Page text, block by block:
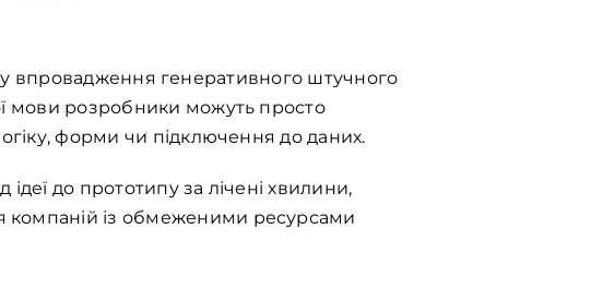
у впровадження генеративного штучного
мови розробники можуть просто
форми чи підключення до даних.
ідеї до прототипу за лічені хвилини,
із обмеженими ресурсами